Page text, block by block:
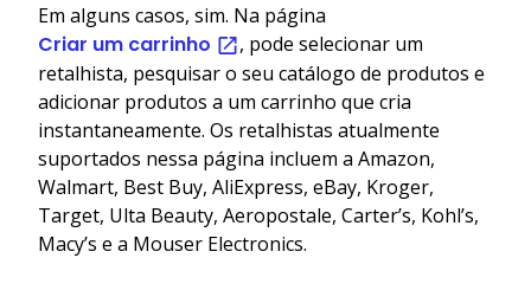
Em alguns casos, sim. Na página
Criar um carrinho
, pode selecionar um
retalhista, pesquisar o seu catálogo de produtos e
adicionar produtos a um carrinho que cria
instantaneamente. Os retalhistas atualmente
suportados nessa página incluem a Amazon,
Walmart, Best Buy, AliExpress, eBay, Kroger,
Target, Ulta Beauty, Aeropostale, Carter’s, Kohl’s,
Macy’s e a Mouser Electronics.